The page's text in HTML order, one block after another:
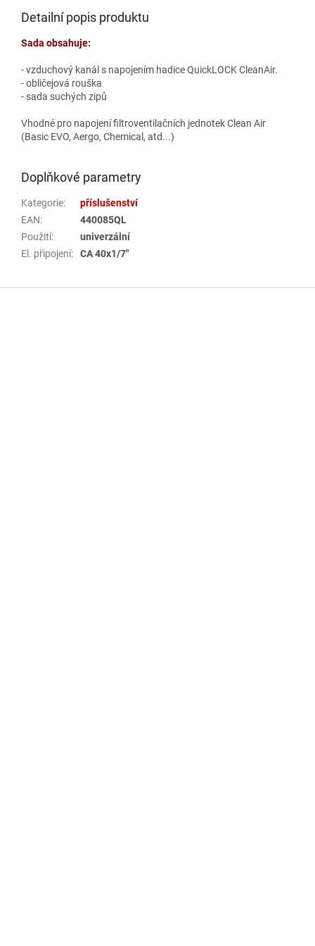
Detailní popis produktu
Sada obsahuje:
- vzduchový kanál s napojením hadice QuickLOCK CleanAir.
- obličejová rouška
- sada suchých zipů
Vhodné pro napojení filtroventilačních jednotek Clean Air
(Basic EVO, Aergo, Chemical, atd...)
Doplňkové parametry
Kategorie:
příslušenství
EAN:
440085QL
Použití:
univerzální
El. připojení: CA 40x1/7"